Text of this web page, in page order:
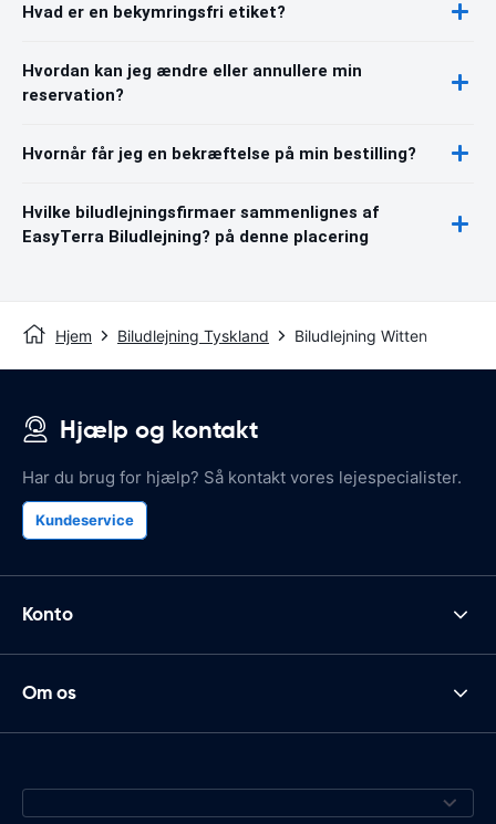
Hvad er en bekymringsfri etiket?
Hvordan kan jeg ændre eller annullere min
reservation?
Hvornår får jeg en bekræftelse på min bestilling?
Hvilke biludlejningsfirmaer sammenlignes af
EasyTerra Biludlejning? på denne placering
Hjem Biludlejning Tyskland Biludlejning Witten
Hjælp og kontakt
Har du brug for hjælp? Så kontakt vores lejespecialister.
Kundeservice
Konto
Om os